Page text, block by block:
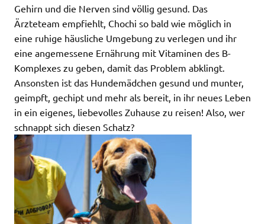
Gehirn und die Nerven sind völlig gesund. Das
Ärzteteam empfiehlt, Chochi so bald wie möglich in
eine ruhige häusliche Umgebung zu verlegen und ihr
eine angemessene Ernährung mit Vitaminen des B-
Komplexes zu geben, damit das Problem abklingt.
Ansonsten ist das Hundemädchen gesund und munter,
geimpft, gechipt und mehr als bereit, in ihr neues Leben
in ein eigenes, liebevolles Zuhause zu reisen! Also, wer
schnappt sich diesen Schatz?